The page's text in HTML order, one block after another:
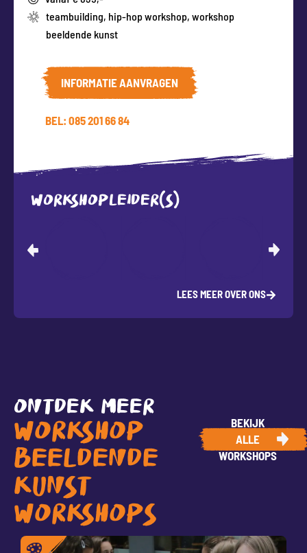
teambuilding, hip-hop workshop, workshop
beeldende kunst
INFORMATIE AANVRAGEN
BEL: 085 201 66 84
WORKSHOPLEIDER(S)
LEES MEER OVER ONS
ONTDEK MEER
WORKSHOP
BEELDENDE
KUNST
WORKSHOPS
BEKIJK
ALLE
WORKSHOPS